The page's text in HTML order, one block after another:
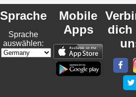
Sprache
Sprache
auswählen:
Mobile
Apps
dich